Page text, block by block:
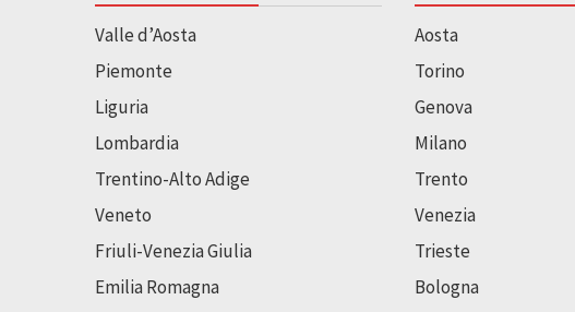
Valle d’Aosta
Piemonte
Liguria
Lombardia
Trentino-Alto Adige
Veneto
Friuli-Venezia Giulia
Emilia Romagna
Aosta
Torino
Genova
Milano
Trento
Venezia
Trieste
Bologna